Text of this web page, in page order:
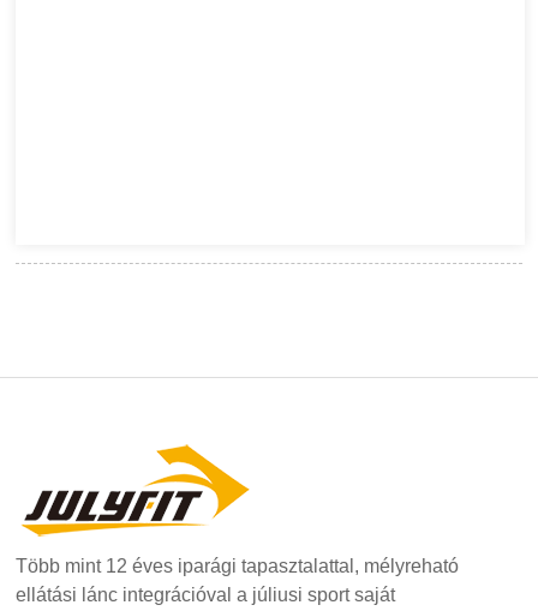
Több mint 12 éves iparági tapasztalattal, mélyreható
ellátási lánc integrációval a júliusi sport saját